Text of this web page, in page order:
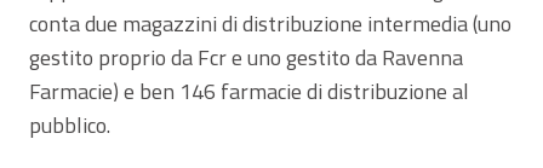
conta due magazzini di distribuzione intermedia (uno
gestito proprio da Fcr e uno gestito da Ravenna
Farmacie) e ben 146 farmacie di distribuzione al
pubblico.